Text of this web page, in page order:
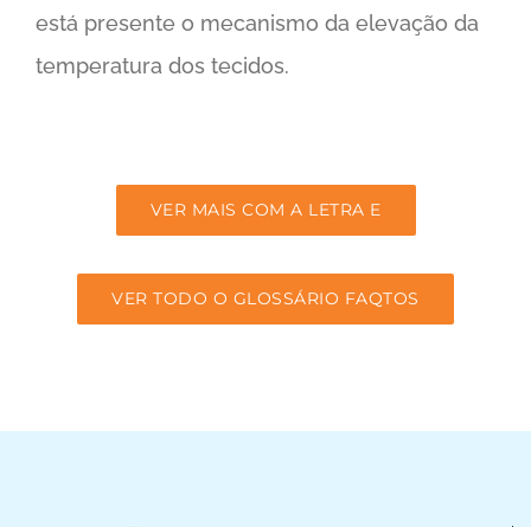
está presente o mecanismo da elevação da
temperatura dos tecidos.
VER MAIS COM A LETRA E
VER TODO O GLOSSÁRIO FAQTOS